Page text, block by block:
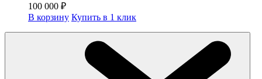
100 000 ₽
В корзину Купить в 1 клик